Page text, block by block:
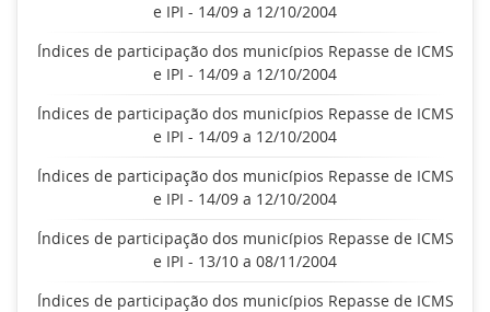
e IPI - 14/09 a 12/10/2004
Índices de participação dos municípios Repasse de ICMS
e IPI - 14/09 a 12/10/2004
Índices de participação dos municípios Repasse de ICMS
e IPI - 14/09 a 12/10/2004
Índices de participação dos municípios Repasse de ICMS
e IPI - 14/09 a 12/10/2004
Índices de participação dos municípios Repasse de ICMS
e IPI - 13/10 a 08/11/2004
Índices de participação dos municípios Repasse de ICMS